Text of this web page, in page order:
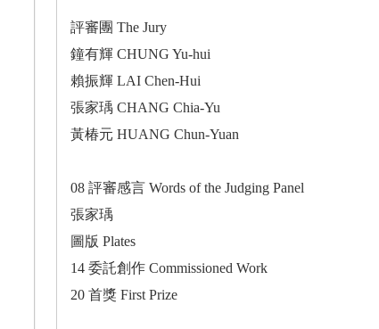
評審團 The Jury
鐘有輝 CHUNG Yu-hui
賴振輝 LAI Chen-Hui
張家瑀 CHANG Chia-Yu
黃椿元 HUANG Chun-Yuan
08 評審感言 Words of the Judging Panel
張家瑀
圖版 Plates
14 委託創作 Commissioned Work
20 首獎 First Prize